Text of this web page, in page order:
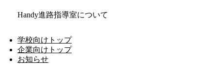
Handy進路指導室について
学校向けトップ
企業向けトップ
お知らせ